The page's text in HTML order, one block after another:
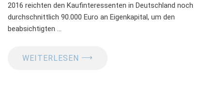
2016 reichten den Kaufinteressenten in Deutschland noch
durchschnittlich 90.000 Euro an Eigenkapital, um den
beabsichtigten …
WEITERLESEN ⟶